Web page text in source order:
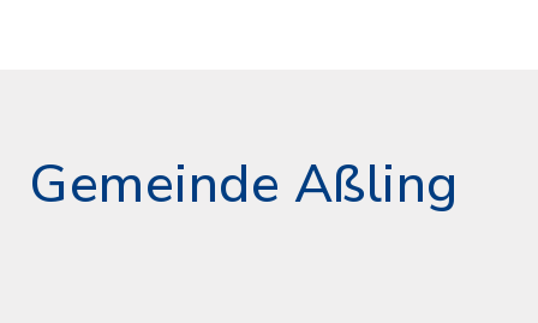
Gemeinde Aßling